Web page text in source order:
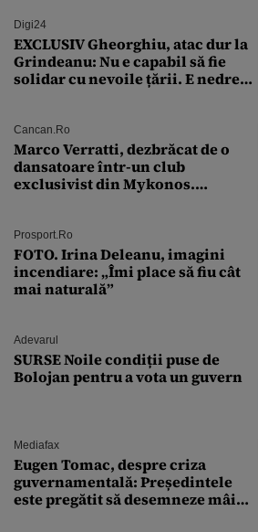
Digi24
EXCLUSIV Gheorghiu, atac dur la
Grindeanu: Nu e capabil să fie
solidar cu nevoile țării. E nedrept
Cancan.ro
Marco Verratti, dezbrăcat de o
dansatoare într-un club
exclusivist din Mykonos.
Prosport.ro
FOTO. Irina Deleanu, imagini
incendiare: „Îmi place să fiu cât
mai naturală”
Adevarul
SURSE Noile condiții puse de
Bolojan pentru a vota un guvern
Mediafax
Eugen Tomac, despre criza
guvernamentală: Președintele
este pregătit să desemneze mâine